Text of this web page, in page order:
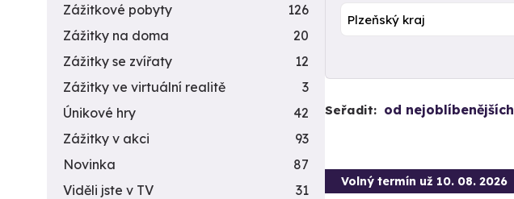
Seřadit: od nejoblíbenějších
Volný termín už 10. 08. 2026
Zážitkové pobyty
126
Zážitky na doma
20
Zážitky se zvířaty
12
Zážitky ve virtuální realitě
3
Únikové hry
42
Zážitky v akci
93
Novinka
87
Viděli jste v TV
31